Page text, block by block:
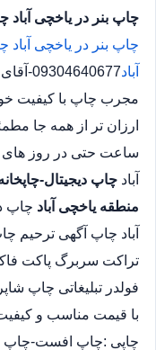
چاپ بنر در یاخچی آباد
چاپ بنر در یاخچی آباد
آباد
مجرب چاپ با کیفیت
ساعت حتی در روز های
آباد چاپ دیجیتال-
منطقه یاخچی آباد چاپ
آباد چاپ آگهی ترحیم
تراکت سربرگ پاکت
فولدر تبلیغاتی چاپ
با قیمت مناسب و کیفیت